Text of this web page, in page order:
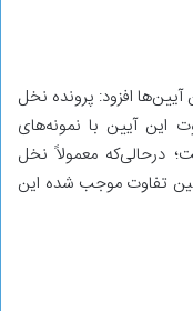
افزود: پرونده نخل
این آیین با نمونه‌های
درحالی‌که معمولاً نخل
تفاوت موجب شده این